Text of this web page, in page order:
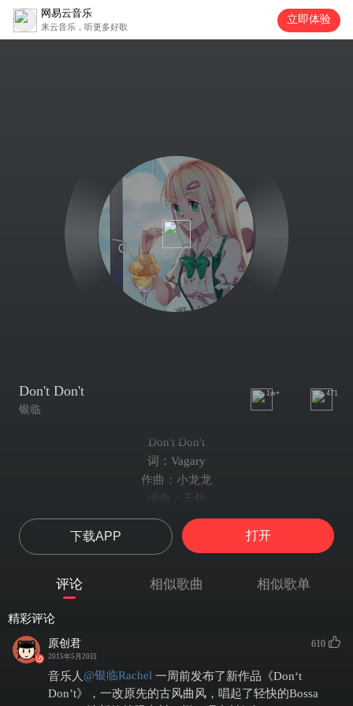
网易云音乐
来云音乐，听更多好歌
立即体验
Don't Don't
银临
1w+ 471
Don't Don't
词：Vagary
作曲：小龙龙
编曲：天钦
唱：银临
混音：E
画师：左拉
别不懂我 的唇膏
别像团樟脑 只陪衬我衣橱背面 那张海报
请宠坏我 的骄傲
下载APP 打开
评论 相似歌曲 相似歌单
精彩评论
原创君
2015年5月20日
610
音乐人@银临Rachel 一周前发布了新作品《Don‘t
Don’t》，一改原先的古风曲风，唱起了轻快的Bossa